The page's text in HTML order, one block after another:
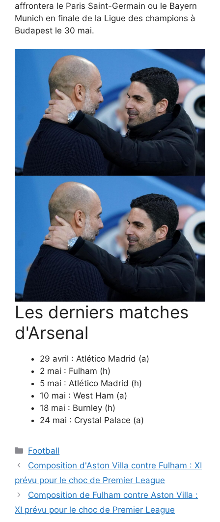
affrontera le Paris Saint-Germain ou le Bayern
Munich en finale de la Ligue des champions à
Budapest le 30 mai.
Les derniers matches
d'Arsenal
29 avril : Atlético Madrid (a)
2 mai : Fulham (h)
5 mai : Atlético Madrid (h)
10 mai : West Ham (a)
18 mai : Burnley (h)
24 mai : Crystal Palace (a)
Catégories
Football
Composition d'Aston Villa contre Fulham : XI
prévu pour le choc de Premier League
Composition de Fulham contre Aston Villa :
XI prévu pour le choc de Premier League